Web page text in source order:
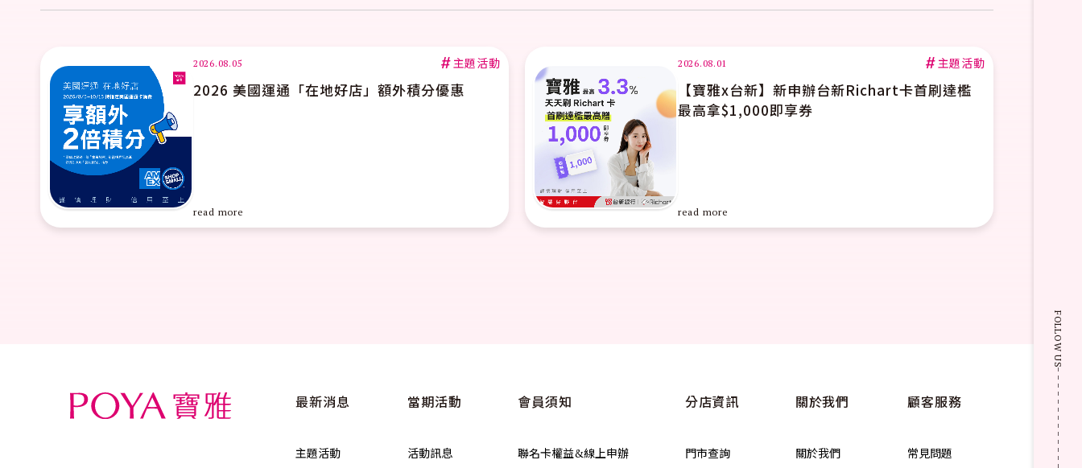
主題活動
分優惠
【寶雅x台新】新申辦台新Richart卡首刷達檻
【夏日Chill生活】寶雅x早午餐兄弟加價購活動
最新消息
主題活動
當期活動
活動訊息
會員須知
聯名卡權益&線上申辦
分店資訊
門市查詢
關於我們
關於我們
顧客服務
常見問題
FOLLOW US